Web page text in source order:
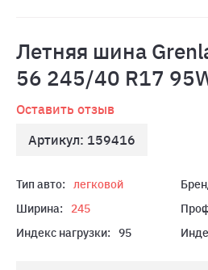
Летняя шина
56 245/40 R17
Оставить отзыв
Артикул: 159416
Тип авто: легковой
Ширина:
245
Индекс нагрузки:
95